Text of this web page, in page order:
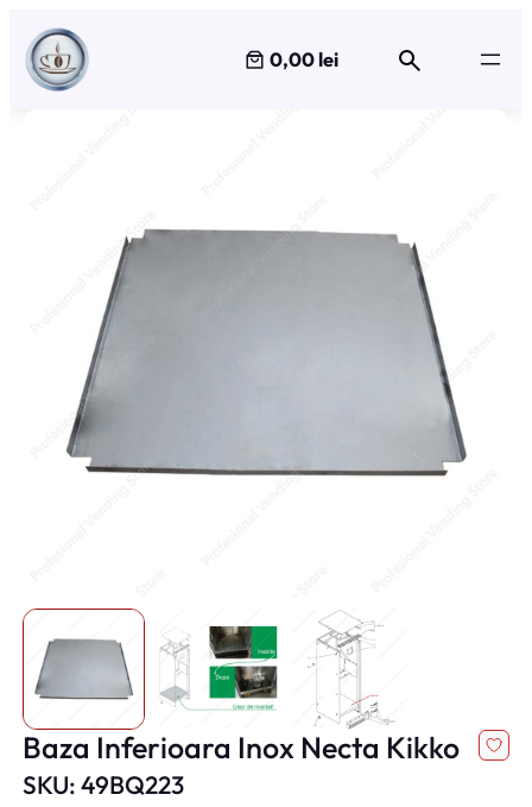
Sari
conținut
0,00 lei
Baza Inferioara Inox Necta Kikko
SKU: 49BQ223